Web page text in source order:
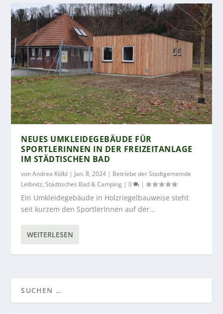
NEUES UMKLEIDEGEBÄUDE FÜR
SPORTLERINNEN IN DER FREIZEITANLAGE
IM STÄDTISCHEN BAD
vonAndrea Kölbl | Jan. 8, 2024 | Betriebe der Stadtgemeinde
Leibnitz,Städtisches Bad & Camping |0 |
Ein Umkleidegebäude in Holzriegelbauweise steht
seit kurzem den SportlerInnen auf der...
WEITERLESEN